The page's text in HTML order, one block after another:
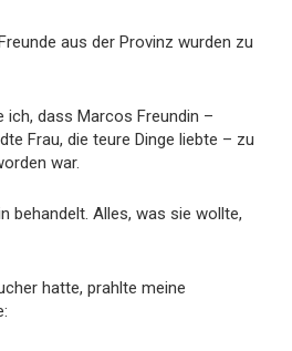
aus der Provinz wurden zu
dass Marcos Freundin –
Frau, die teure Dinge liebte – zu
war.
behandelt. Alles, was sie wollte,
hatte, prahlte meine